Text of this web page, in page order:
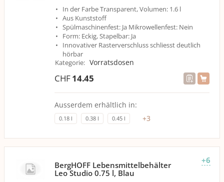
In der Farbe Transparent, Volumen: 1.6 l
Aus Kunststoff
Spülmaschinenfest: Ja Mikrowellenfest: Nein
Form: Eckig, Stapelbar: Ja
Innovativer Rasterverschluss schliesst deutlich
hörbar
Kategorie: Vorratsdosen
CHF14.45
Ausserdem erhältlich in:
0.18 l 0.38 l 0.45 l +3
+6
BergHOFF Lebensmittelbehälter
Leo Studio 0.75 l, Blau